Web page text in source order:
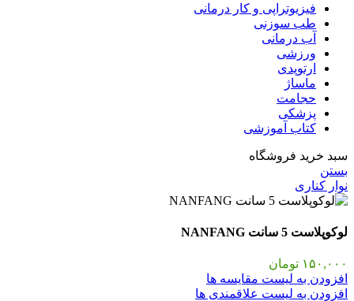
فیزیوتراپی و کار درمانی
طب سوزنی
آب درمانی
ورزشی
ارتوپدی
ماساژ
حجامت
پزشکی
کتاب آموزشی
سبد خرید فروشگاه
بستن
نوار کناری
لوکوپلاست 5 سانت NANFANG
۱۵۰,۰۰۰ تومان
افزودن به لیست مقایسه ها
افزودن به لیست علاقمندی ها